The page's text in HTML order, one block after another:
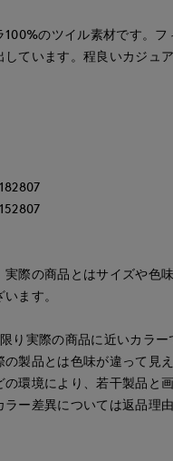
I.T.'S.international
kaori
浅野
のツイル素材です。フ
ています。程良いカジュ
際の商品とはサイズや色
ます。
り実際の商品に近いカラ
製品とは色味が違って見
環境により、若干製品と
ラー差異については返品理